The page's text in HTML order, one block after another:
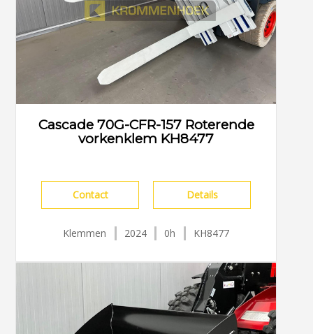
Cascade 70G-CFR-157 Roterende
vorkenklem KH8477
Contact Details
Klemmen 2024 0h KH8477